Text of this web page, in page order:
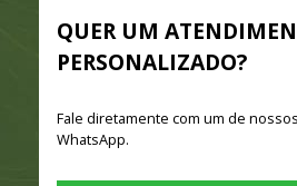
QUER UM
PERSONALIZADO?
Fale diretamente com um de
WhatsApp.